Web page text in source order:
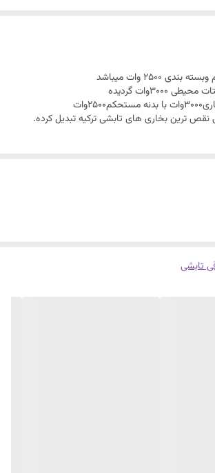
۲۵۰۰ وات میباشد
گردیده
نقص ترین بخاری های تابشی ترکیه تبدیل کرده.
تابشی